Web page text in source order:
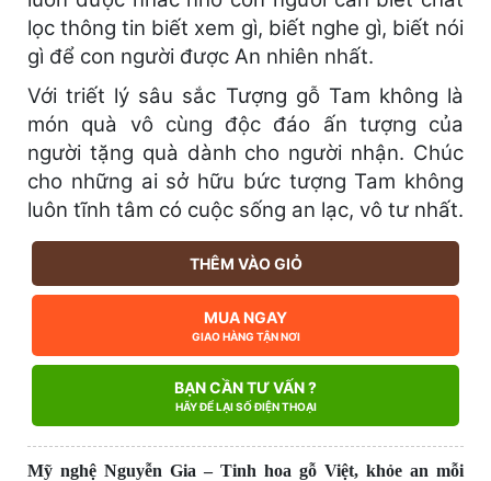
lọc thông tin biết xem gì, biết nghe gì, biết nói
gì để con người được An nhiên nhất.
Với triết lý sâu sắc Tượng gỗ Tam không là
món quà vô cùng độc đáo ấn tượng của
người tặng quà dành cho người nhận. Chúc
cho những ai sở hữu bức tượng Tam không
luôn tĩnh tâm có cuộc sống an lạc, vô tư nhất.
THÊM VÀO GIỎ
MUA NGAY
GIAO HÀNG TẬN NƠI
BẠN CẦN TƯ VẤN ?
HÃY ĐỂ LẠI SỐ ĐIỆN THOẠI
Mỹ nghệ Nguyễn Gia – Tinh hoa gỗ Việt, khỏe an mỗi